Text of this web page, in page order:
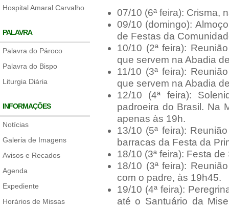
Hospital Amaral Carvalho
PALAVRA
Palavra do Pároco
Palavra do Bispo
Liturgia Diária
INFORMAÇÕES
Notícias
Galeria de Imagens
Avisos e Recados
Agenda
Expediente
Horários de Missas
07/10 (6ª feira): Crisma,
09/10 (domingo):
de Festas da
10/10 (2ª feira):
que servem na Abadia
11/10 (3ª feira):
que servem na Abadia
12/10 (4ª feira):
padroeira do Brasil. Na
apenas às 19h.
13/10 (5ª feira):
barracas da Festa da
18/10 (3ª feira): Festa
18/10 (3ª feira):
com o padre, às 19h45.
19/10 (4ª feira):
até o Santuário da